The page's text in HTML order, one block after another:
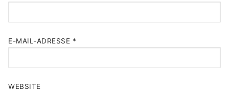
E-MAIL-ADRESSE *
WEBSITE